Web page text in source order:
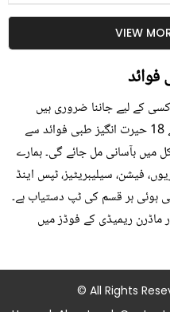
کیوں کھانا چاہیے؟
VIEW
ہر کسی کے لیے جاننا ضروری ہیں
کیونکہ یہ ایک اہم معلومات ہے۔ ادرک کے 18 حیرت انگیز طبی فوائد سے
میں بآسانی مل جائے گی۔ ہمارے
فیشن، سیلیبریٹیز، ٹپس اینڈ
ہوئی ہر قسم کی ٹپ دستیاب ہے۔
ماڈرن ریمیڈی کے فوڈز میں
© All Rights